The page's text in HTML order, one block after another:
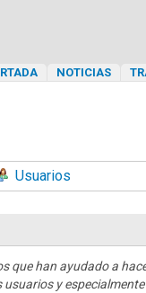
NOTICIAS
Usuarios
que han ayudado a
y